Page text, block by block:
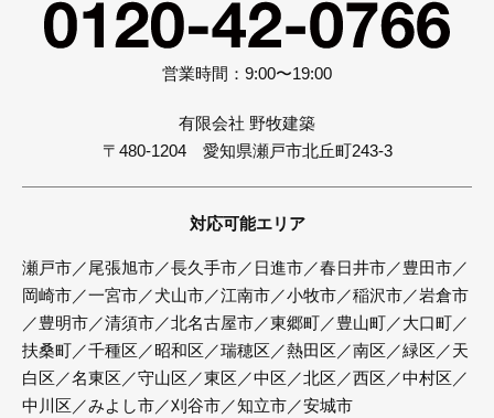
営業時間：9:00〜19:00
有限会社 野牧建築
〒480-1204 愛知県瀬戸市北丘町243-3
対応可能エリア
瀬戸市／尾張旭市／長久手市／日進市／春日井市／豊田市／
岡崎市／一宮市／犬山市／江南市／小牧市／稲沢市／岩倉市
／豊明市／清須市／北名古屋市／東郷町／豊山町／大口町／
扶桑町／千種区／昭和区／瑞穂区／熱田区／南区／緑区／天
白区／名東区／守山区／東区／中区／北区／西区／中村区／
中川区／みよし市／刈谷市／知立市／安城市